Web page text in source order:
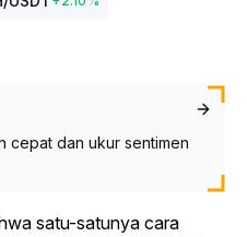
cepat dan ukur sentimen
satu-satunya cara